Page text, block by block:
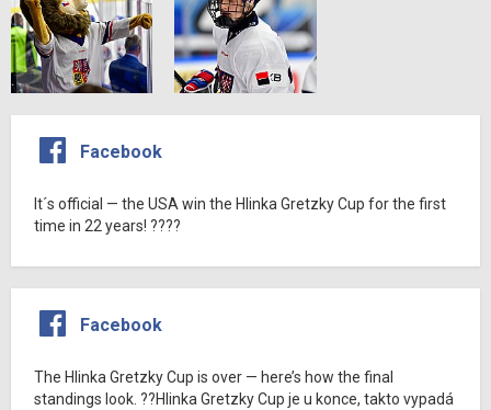
Facebook
It´s official — the USA win the Hlinka Gretzky Cup for the first
time in 22 years! ????
Facebook
The Hlinka Gretzky Cup is over — here’s how the final
standings look. ??Hlinka Gretzky Cup je u konce, takto vypadá